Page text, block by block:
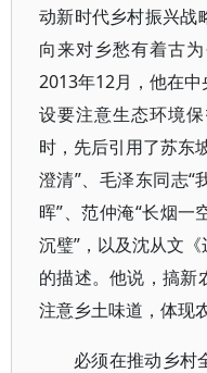
动新时代乡村振兴战
向来对乡愁有着古
2013年12月，他在
设要注意生态环境
时，先后引用了苏东
澄清”、毛泽东同志“
晖”、范仲淹“长烟
沉璧”，以及沈从文
的描述。他说，搞新
注意乡土味道，体现
必须在推动乡村